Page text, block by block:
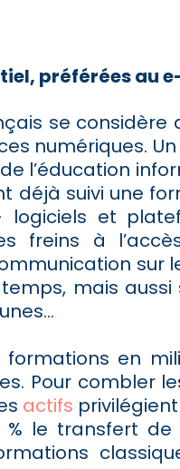
préférées au
se considère
numériques.
l’éducation
déjà suivi une
et
freins à
sur
mais
formations en
Pour combler
actifs
le transfert de